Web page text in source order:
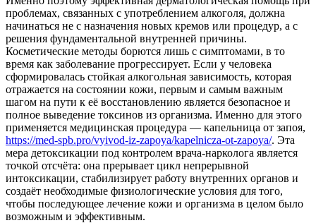
проблемах, связанных с употреблением алкоголя, должна
начинаться не с назначения новых кремов или процедур, а с
решения фундаментальной внутренней причины.
Косметические методы борются лишь с симптомами, в то
время как заболевание прогрессирует. Если у человека
сформировалась стойкая алкогольная зависимость, которая
отражается на состоянии кожи, первым и самым важным
шагом на пути к её восстановлению является безопасное и
полное выведение токсинов из организма. Именно для этого
применяется медицинская процедура — капельница от запоя,
https://med-spb.pro/vyivod-iz-zapoya/kapelnicza-ot-zapoya/. Эта
мера детоксикации под контролем врача-нарколога является
точкой отсчёта: она прерывает цикл непрерывной
интоксикации, стабилизирует работу внутренних органов и
создаёт необходимые физиологические условия для того,
чтобы последующее лечение кожи и организма в целом было
возможным и эффективным.